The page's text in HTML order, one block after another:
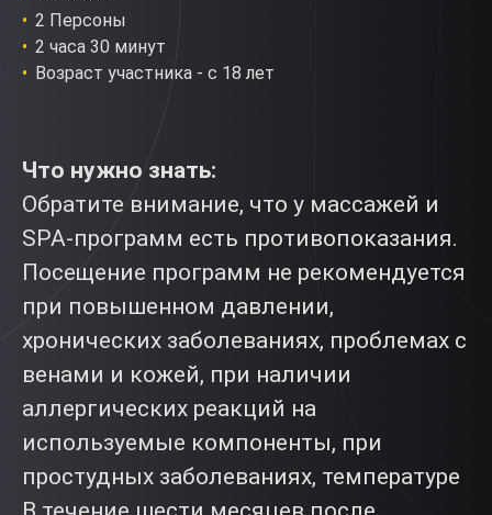
2 Персоны
2 часа 30 минут
Возраст участника - с 18 лет
Что нужно знать:
Обратите внимание, что у массажей и
SPA-программ есть противопоказания.
Посещение программ не рекомендуется
при повышенном давлении,
хронических заболеваниях, проблемах с
венами и кожей, при наличии
аллергических реакций на
используемые компоненты, при
простудных заболеваниях, температуре